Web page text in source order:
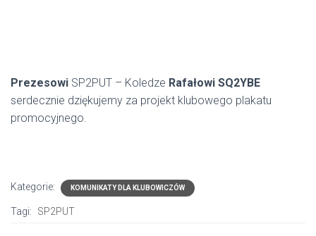
Prezesowi SP2PUT – Koledze Rafałowi SQ2YBE
serdecznie dziękujemy za projekt klubowego plakatu
promocyjnego.
Kategorie: KOMUNIKATY DLA KLUBOWICZÓW
Tagi: SP2PUT